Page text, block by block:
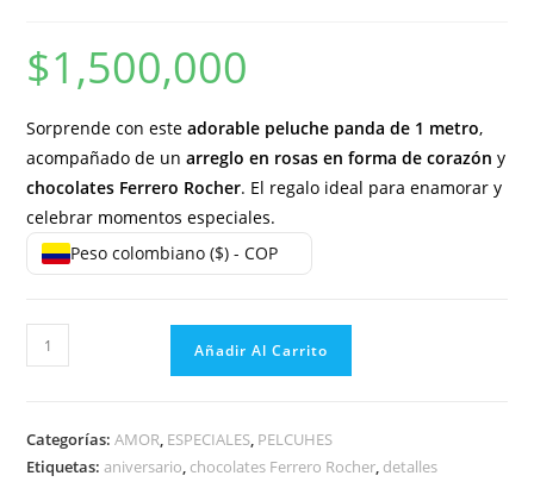
$1,500,000
Sorprende con esteadorable peluche panda de 1 metro,
acompañado de unarreglo en rosas en forma de corazón y
chocolates Ferrero Rocher. El regalo ideal para enamorar y
celebrar momentos especiales.
Peso colombiano ($) - COP
Añadir Al Carrito
Categorías:AMOR, ESPECIALES, PELCUHES
Etiquetas:aniversario, chocolates Ferrero Rocher, detalles